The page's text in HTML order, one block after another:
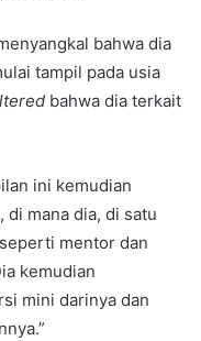
bahwa dia
tampil pada usia
bahwa dia terkait
ini kemudian
di mana dia, di satu
mentor dan
kemudian
mini darinya dan